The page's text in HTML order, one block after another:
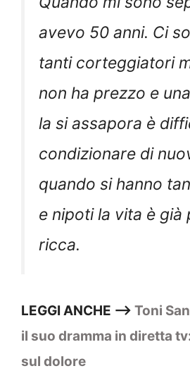
avevo 50 anni. Ci
tanti corteggiatori
non ha prezzo e
la si assapora è
condizionare di
quando si hanno
e nipoti la vita è già
ricca.
LEGGI ANCHE —> Toni
il suo dramma in diretta
sul dolore